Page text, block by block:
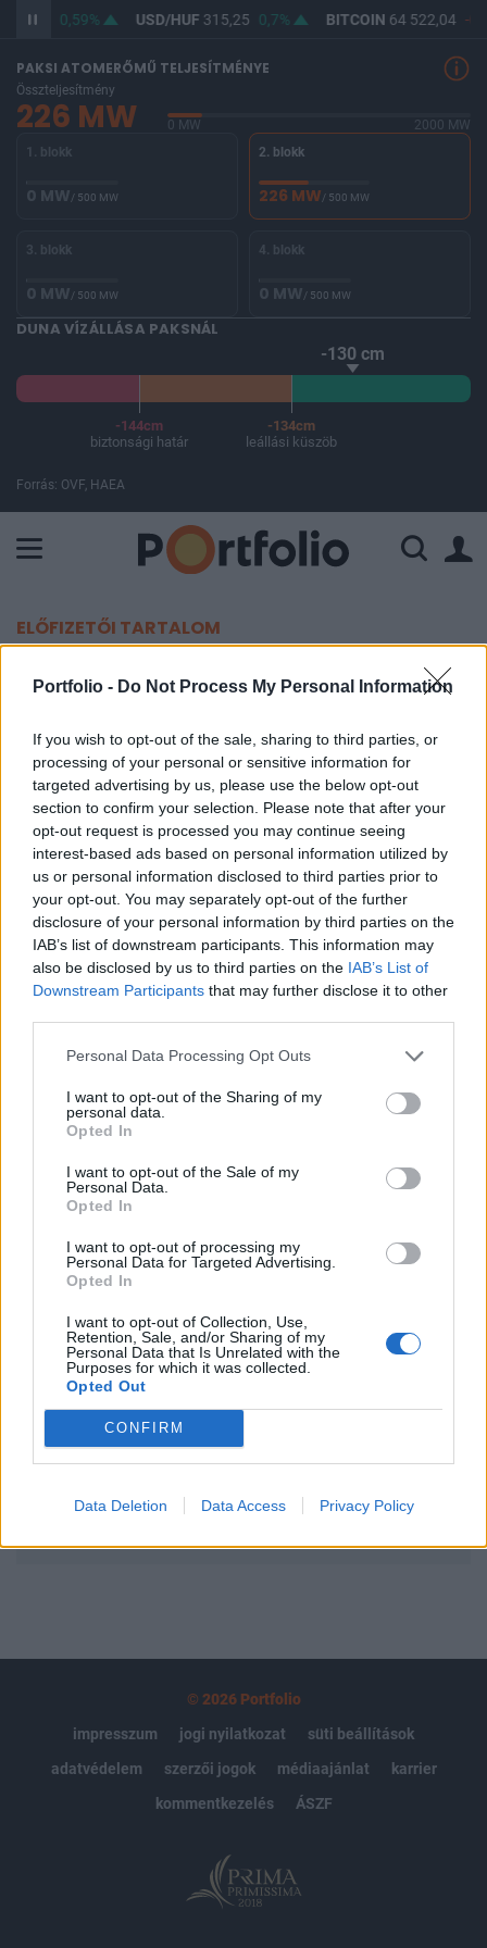
Portfolio - Do Not Process My Personal Information
If you wish to opt-out of the sale, sharing to third parties, or
processing of your personal or sensitive information for
targeted advertising by us, please use the below opt-out
section to confirm your selection. Please note that after your
opt-out request is processed you may continue seeing
interest-based ads based on personal information utilized by
us or personal information disclosed to third parties prior to
your opt-out. You may separately opt-out of the further
disclosure of your personal information by third parties on the
IAB’s list of downstream participants. This information may
also be disclosed by us to third parties on the IAB’s List of
Downstream Participants that may further disclose it to other
Personal Data Processing Opt Outs
I want to opt-out of the Sharing of my
personal data.
Opted In
I want to opt-out of the Sale of my
Personal Data.
Opted In
I want to opt-out of processing my
Personal Data for Targeted Advertising.
Opted In
I want to opt-out of Collection, Use,
Retention, Sale, and/or Sharing of my
Personal Data that Is Unrelated with the
Purposes for which it was collected.
Opted Out
CONFIRM
Data Deletion Data Access Privacy Policy
363,86 0,59% USD/HUF315,25 0,7% BITCOIN64 522,04 -
PAKSI ATOMERŐMŰ TELJESÍTMÉNYE
Összteljesítmény
226 MW 0 MW
2000 MW
1. blokk
0 MW/ 500 MW
2. blokk
226 MW/ 500 MW
3. blokk
0 MW/ 500 MW
4. blokk
0 MW/ 500 MW
DUNA VÍZÁLLÁSA PAKSNÁL
-130 cm
-144cm
biztonsági határ
-134cm
leállási küszöb
Forrás: OVF, HAEA
ELŐFIZETŐI TARTALOM
Saját részvényeket vásárolt a
Portfolio
2020. március 02. 15:22
A Duna House február 26. és február 28. között
379 darab saját részvényt vásárolt meg tőzsdei
forgalomban.
A Duna House bejelentette, hogy a társaság 2020. február
26-án 180 darab, 2020. február 27-én 19 darab, február 28-
án 180 darab saját részvényt vásárolt tőzsdei
jóváhagyása alapján munkavállalói résztulajdonosi
2020. február 28-án a tranzakciót követően...
KEDVES OLVASÓNK!
A keresett cikk a portfolio.hu hírarchívumához
tartozik, melynek olvasása előfizetéses
regisztrációhoz kötött.
Az előfizetés a következőket tartalmazza:
Portfolio.hu teljes cikkarchívum
Kötéslisták: BÉT elmúlt 2 év napon belüli
kötéslistái
Előfizetés
© 2026 Portfolio
impresszum
jogi nyilatkozat
süti beállítások
adatvédelem
szerzői jogok médiaajánlat
karrier
kommentkezelés
ÁSZF